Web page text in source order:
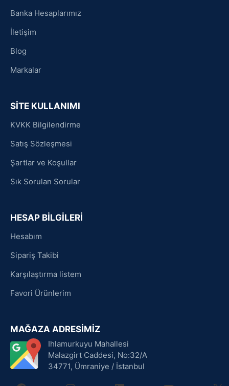
Banka Hesaplarımız
İletişim
Blog
Markalar
SİTE KULLANIMI
KVKK Bilgilendirme
Satış Sözleşmesi
Şartlar ve Koşullar
Sık Sorulan Sorular
HESAP BİLGİLERİ
Hesabım
Sipariş Takibi
Karşılaştırma listem
Favori Ürünlerim
MAĞAZA ADRESİMİZ
Ihlamurkuyu Mahallesi
Malazgirt Caddesi, No:32/A
34771, Ümraniye / İstanbul